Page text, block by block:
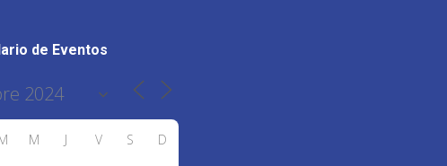
de Eventos
M J V S D